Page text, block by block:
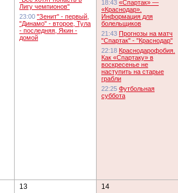
Лигу чемпионов"
23:00 "Зенит" - первый,
"Динамо" - второе, Тула
- последняя, Якин -
домой
18:43 «Спартак» —
«Краснодар».
Информация для
болельщиков
21:43 Прогнозы на матч
"Спартак" - "Краснодар"
22:18 Краснодарофобия.
Как «Спартаку» в
воскресенье не
наступить на старые
грабли
22:25 Футбольная
суббота
13 14